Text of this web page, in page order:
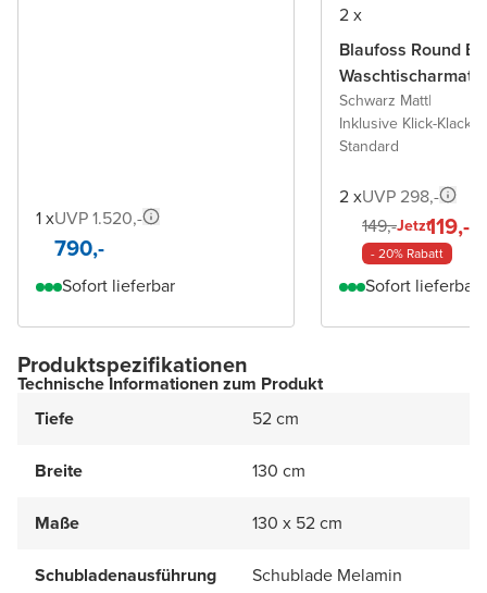
1 xUVP 1.520,-
790,-
Sofort lieferbar
2 x
Blaufoss Round
Schwarz Matt|
Inklusive Klick-Klack
Standard
2 xUVP 298,-
149,-Jetzt119,-
- 20% Rabatt
Sofort lieferbar
Produktspezifikationen
Technische Informationen zum Produkt
Tiefe
52 cm
Breite 130 cm
Maße 130 x 52 cm
Schubladenausführung Schublade Melamin